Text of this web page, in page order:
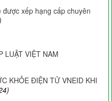
xếp hạng cấp chuyên
LUẬT VIỆT NAM
KHỎE ĐIỆN TỬ VNEID KHI